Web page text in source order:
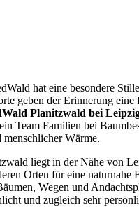
hat eine besondere
geben der Erinnerung eine
Planitzwald bei
Team Familien bei
Wärme.
liegt in der Nähe von
Orten für eine naturnahe
Wegen und
und zugleich sehr